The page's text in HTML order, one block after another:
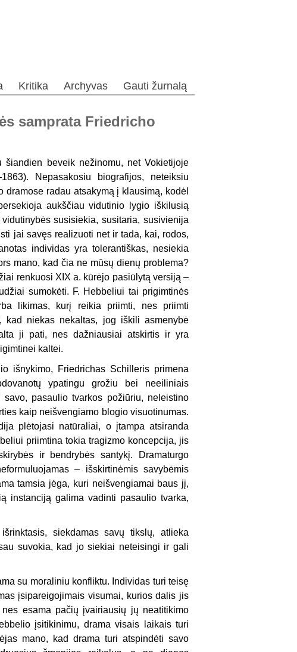
Kritika Archyvas Gauti žurnalą
samprata Friedricho
beveik nežinomu, net Vokietijoje
Nepasakosiu biografijos, neteiksiu
radau atsakymą į klausimą, kodėl
aukščiau vidutinio lygio iškilusią
susisiekia, susitaria, susivienija
jai savęs realizuoti net ir tada, kai, rodos,
individas yra tolerantiškas, nesiekia
mano, kad čia ne mūsų dienų problema?
renkuosi XIX a. kūrėjo pasiūlytą versiją –
sumokėti. F. Hebbeliui tai prigimtinės
likimas, kurį reikia priimti, nes priimti
kad niekas nekaltas, jog iškili asmenybė
ji pati, nes dažniausiai atskirtis ir yra
kaltei.
išnykimo, Friedrichas Schilleris primena
ypatingu grožiu bei neeiliniais
pasaulio tvarkos požiūriu, neleistino
kaip neišvengiamo blogio visuotinumas.
plėtojasi natūraliai, o įtampa atsiranda
priimtina tokia tragizmo koncepcija, jis
ir bendrybės santykį. Dramaturgo
– išskirtinėmis savybėmis
tamsia jėga, kuri neišvengiamai baus jį,
instanciją galima vadinti pasaulio tvarka,
siekdamas savų tikslų, atlieka
suvokia, kad jo siekiai neteisingi ir gali
su moraliniu konfliktu. Individas turi teisę
įsipareigojimais visumai, kurios dalis jis
esama pačių įvairiausių jų neatitikimo
įsitikinimu, drama visais laikais turi
mano, kad drama turi atspindėti savo